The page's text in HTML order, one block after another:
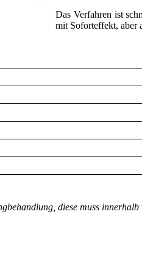
Das Verfahren ist
mit Soforteffekt, aber
diese muss innerhalb